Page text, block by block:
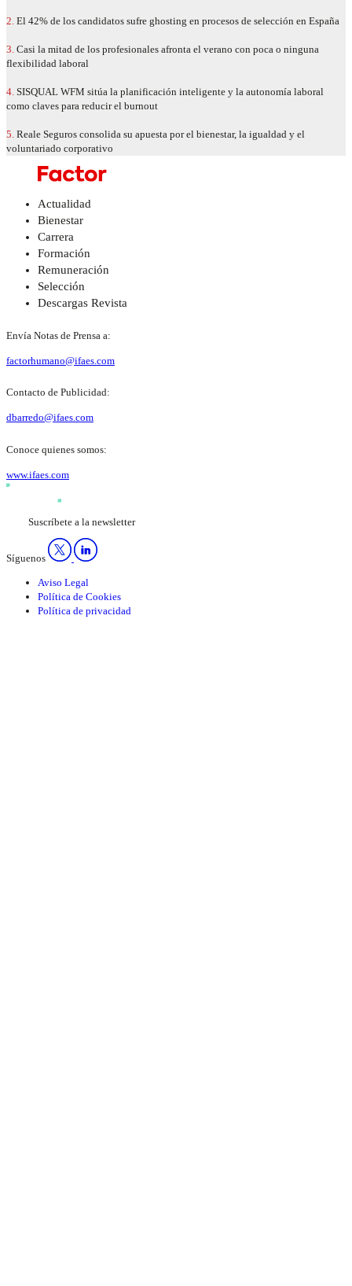
2. El 42% de los candidatos sufre ghosting en procesos de selección en España
3. Casi la mitad de los profesionales afronta el verano con poca o ninguna
flexibilidad laboral
4. SISQUAL WFM sitúa la planificación inteligente y la autonomía laboral
como claves para reducir el burnout
5. Reale Seguros consolida su apuesta por el bienestar, la igualdad y el
voluntariado corporativo
Actualidad
Bienestar
Carrera
Formación
Remuneración
Selección
Descargas Revista
Envía Notas de Prensa a:
factorhumano@ifaes.com
Contacto de Publicidad:
dbarredo@ifaes.com
Conoce quienes somos:
www.ifaes.com
Suscríbete a la newsletter
Síguenos
Aviso Legal
Política de Cookies
Política de privacidad